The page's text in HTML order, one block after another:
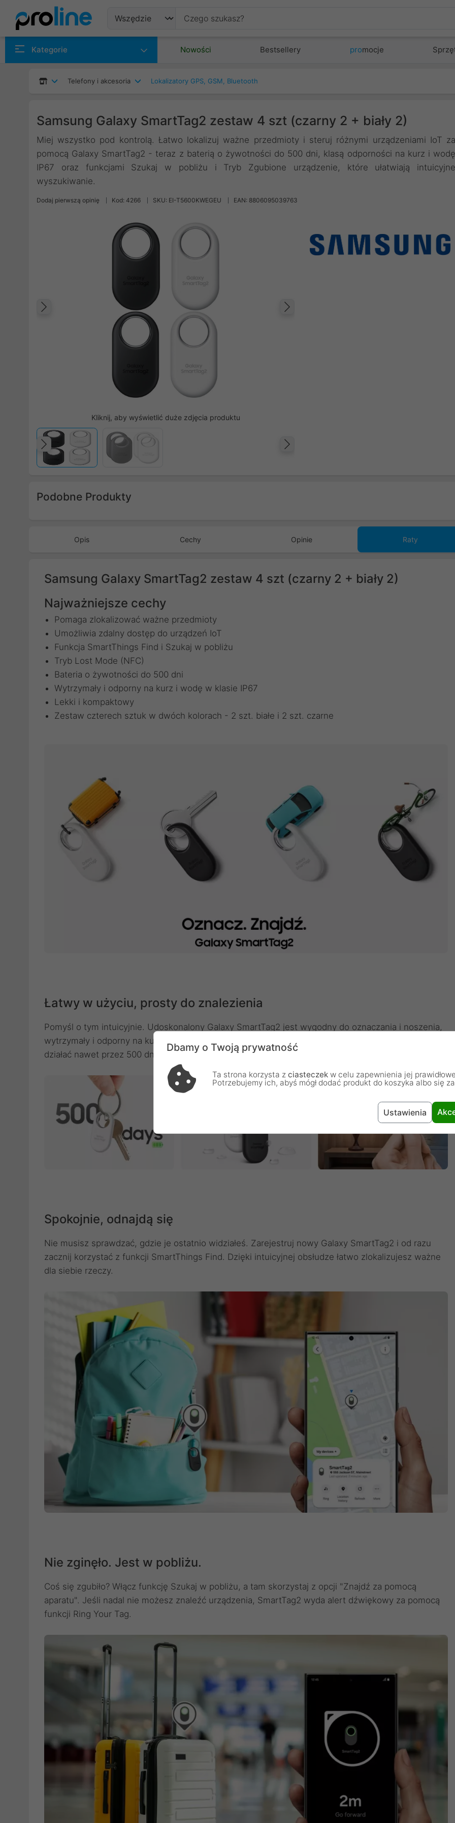
Kategorie Nowości Bestsellery promocje
Telefony i akcesoria Lokalizatory GPS, GSM, Bluetooth
Samsung Galaxy SmartTag2 zestaw 4 szt (czarny 2 + biały 2)
Miej wszystko pod kontrolą. Łatwo lokalizuj ważne przedmioty i steruj różnymi urządzeniami IoT za
pomocą Galaxy SmartTag2 - teraz z baterią o żywotności do 500 dni, klasą odporności na kurz i wodę
IP67 oraz funkcjami Szukaj w pobliżu i Tryb Zgubione urządzenie, które ułatwiają intuicyjne
wyszukiwanie.
Dodaj pierwszą opinię Kod: 4266 SKU: EI-T5600KWEGEU EAN: 8806095039763
Poprzedni
Kliknij, aby wyświetlić duże zdjęcia produktu
Poprzedni
Podobne Produkty
Opis Cechy Opinie Raty
Samsung Galaxy SmartTag2 zestaw 4 szt (czarny 2 + biały 2)
Najważniejsze cechy
Pomaga zlokalizować ważne przedmioty
Umożliwia zdalny dostęp do urządzeń IoT
Funkcja SmartThings Find i Szukaj w pobliżu
Tryb Lost Mode (NFC)
Bateria o żywotności do 500 dni
Wytrzymały i odporny na kurz i wodę w klasie IP67
Lekki i kompaktowy
Zestaw czterech sztuk w dwóch kolorach - 2 szt. białe i 2 szt. czarne
Łatwy w użyciu, prosty do znalezienia
Pomyśl o tym intuicyjnie. Udoskonalony Galaxy SmartTag2 jest wygodny do oznaczania i noszenia,
wytrzymały i odporny na kurz i wodę w klasie IP67, umożliwia zdalny dostęp do urządzeń IoT i może
działać nawet przez 500 dni lub nawet do 40% dłużej w trybie oszczędzania energii.
Spokojnie, odnajdą się
Nie musisz sprawdzać, gdzie je ostatnio widziałeś. Zarejestruj nowy Galaxy SmartTag2 i od razu
zacznij korzystać z funkcji SmartThings Find. Dzięki intuicyjnej obsłudze łatwo zlokalizujesz ważne
dla siebie rzeczy.
Nie zginęło. Jest w pobliżu.
Coś się zgubiło? Włącz funkcję Szukaj w pobliżu, a tam skorzystaj z opcji "Znajdź za pomocą
aparatu". Jeśli nadal nie możesz znaleźć urządzenia, SmartTag2 wyda alert dźwiękowy za pomocą
funkcji Ring Your Tag.
Dbamy o Twoją prywatność
Ta strona korzysta z ciasteczek w celu zapewnienia jej
Potrzebujemy ich, abyś mógł dodać produkt do koszyka albo się
Ustawienia